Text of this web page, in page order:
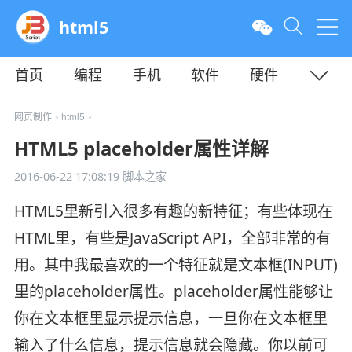
html5
首页 编程 手机 软件
硬件
教程
平面
网页制作> html5 >
HTML5 placeholder属性详解
2016-06-22 17:08:19脚本之家
HTML5里新引入很多有趣的新特征；有些体现在
HTML里，有些是JavaScript API，全部非常的有
用。其中我最喜欢的一个特征就是文本框(INPUT)
里的placeholder属性。placeholder属性能够让
你在文本框里显示提示信息，一旦你在文本框里
输入了什么信息，提示信息就会隐藏。你以前可